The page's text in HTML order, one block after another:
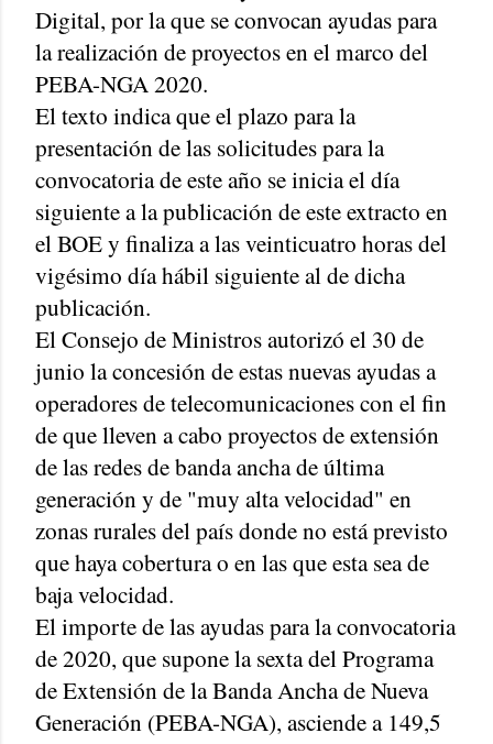
Digital, por la que se convocan ayudas para
la realización de proyectos en el marco del
PEBA-NGA 2020.
El texto indica que el plazo para la
presentación de las solicitudes para la
convocatoria de este año se inicia el día
siguiente a la publicación de este extracto en
el BOE y finaliza a las veinticuatro horas del
vigésimo día hábil siguiente al de dicha
publicación.
El Consejo de Ministros autorizó el 30 de
junio la concesión de estas nuevas ayudas a
operadores de telecomunicaciones con el fin
de que lleven a cabo proyectos de extensión
de las redes de banda ancha de última
generación y de "muy alta velocidad" en
zonas rurales del país donde no está previsto
que haya cobertura o en las que esta sea de
baja velocidad.
El importe de las ayudas para la convocatoria
de 2020, que supone la sexta del Programa
de Extensión de la Banda Ancha de Nueva
Generación (PEBA-NGA), asciende a 149,5